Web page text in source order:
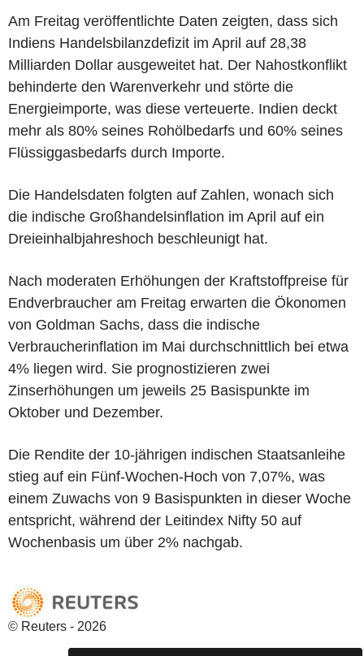
Am Freitag veröffentlichte Daten zeigten, dass sich
Indiens Handelsbilanzdefizit im April auf 28,38
Milliarden Dollar ausgeweitet hat. Der Nahostkonflikt
behinderte den Warenverkehr und störte die
Energieimporte, was diese verteuerte. Indien deckt
mehr als 80% seines Rohölbedarfs und 60% seines
Flüssiggasbedarfs durch Importe.
Die Handelsdaten folgten auf Zahlen, wonach sich
die indische Großhandelsinflation im April auf ein
Dreieinhalbjahreshoch beschleunigt hat.
Nach moderaten Erhöhungen der Kraftstoffpreise für
Endverbraucher am Freitag erwarten die Ökonomen
von Goldman Sachs, dass die indische
Verbraucherinflation im Mai durchschnittlich bei etwa
4% liegen wird. Sie prognostizieren zwei
Zinserhöhungen um jeweils 25 Basispunkte im
Oktober und Dezember.
Die Rendite der 10-jährigen indischen Staatsanleihe
stieg auf ein Fünf-Wochen-Hoch von 7,07%, was
einem Zuwachs von 9 Basispunkten in dieser Woche
entspricht, während der Leitindex Nifty 50 auf
Wochenbasis um über 2% nachgab.
© Reuters - 2026